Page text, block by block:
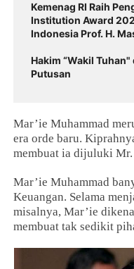
Kemenag RI Raih Penghargaan Popular Government
Institution Award
Indonesia Prof. H. Masnun Tahir
Hakim “Wakil
Putusan
Mar’ie Muhammad
era orde baru.
membuat ia dijuluki
Mar’ie Muhammad
Keuangan. Selama
misalnya, Mar’ie
membuat tak sedikit